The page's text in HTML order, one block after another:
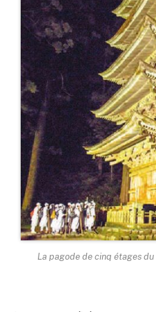
La pagode de cinq étages